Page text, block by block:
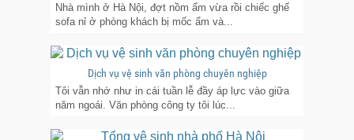
Nhà mình ở Hà Nội, đợt nồm ẩm vừa rồi chiếc ghế
sofa nỉ ở phòng khách bị mốc ẩm và...
Dịch vụ vệ sinh văn phòng chuyên nghiệp
Tôi vẫn nhớ như in cái tuần lễ đầy áp lực vào giữa
năm ngoái. Văn phòng công ty tôi lúc...